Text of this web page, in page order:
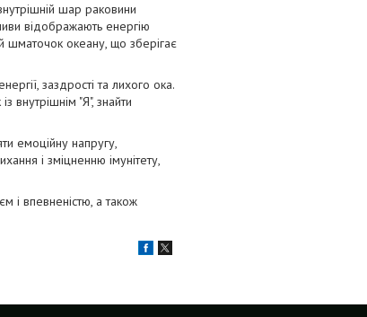
шар раковини
відображають енергію
шматочок океану, що зберігає
заздрості та лихого ока.
внутрішнім "Я", знайти
емоційну напругу,
і зміцненню імунітету,
і впевненістю, а також